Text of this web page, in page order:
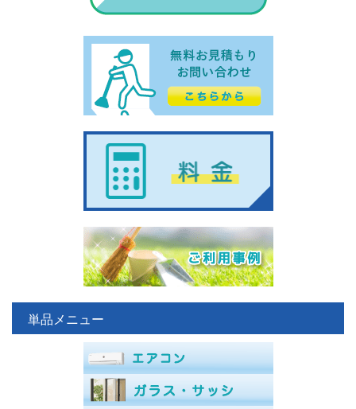
単品メニュー